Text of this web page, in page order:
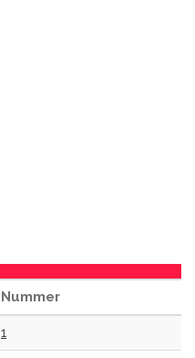
Nummer
1